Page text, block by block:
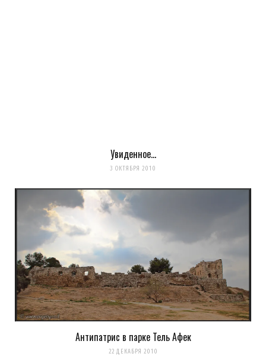
Увиденное…
3 ОКТЯБРЯ 2010
Антипатрис в парке Тель Афек
22 ДЕКАБРЯ 2010